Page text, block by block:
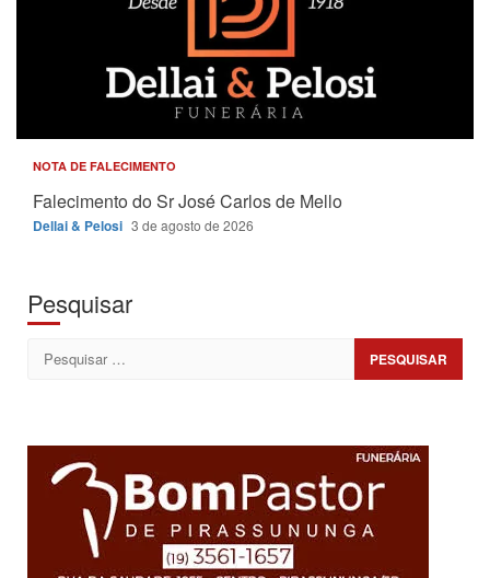
NOTA DE FALECIMENTO
Falecimento do Sr José Carlos de Mello
Dellai & Pelosi 3 de agosto de 2026
Pesquisar
Pesquisar